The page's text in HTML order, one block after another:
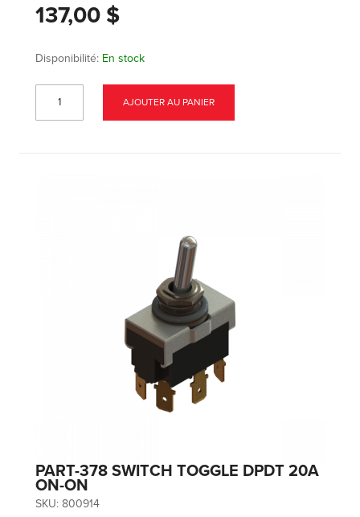
137,00 $
Disponibilité: En stock
AJOUTER AU PANIER
PART-378 SWITCH TOGGLE DPDT 20A
ON-ON
SKU: 800914